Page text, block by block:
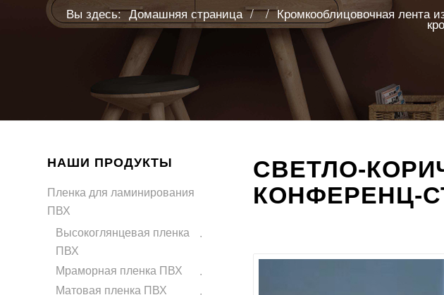
Вы здесь: Домашняя страница / / Кромкооблицовочная лента
СВЕТЛО-
КОНФЕРЕНЦ-
НАШИ ПРОДУКТЫ
Пленка для ламинирования
ПВХ
Высокоглянцевая пленка
ПВХ
Мраморная пленка ПВХ
Матовая пленка ПВХ